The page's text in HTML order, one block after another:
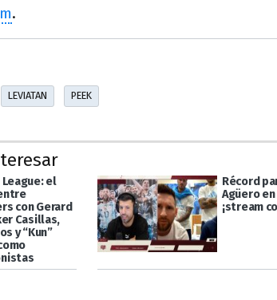
.
LEVIATAN PEEK
League: el
con Gerard
Casillas,
y “Kun”
Récord
Agüero
¡stream